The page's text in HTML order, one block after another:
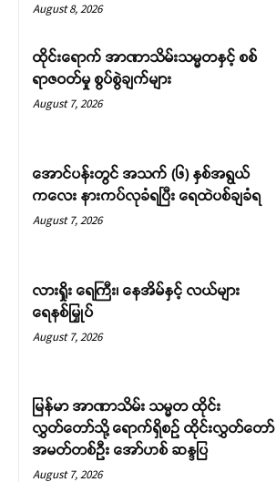
August 8, 2026
ထိုင်းရောက် အာဏာသိမ်းသမ္မတနှင့် စစ်
ရာဇဝတ်မှု စွပ်စွဲချက်များ
August 7, 2026
အောင်ပန်းတွင် အသက် (၆) နှစ်အရွယ်
ကလေး နားကပ်လုခံရပြီး ရေထဲပစ်ချခံရ
August 7, 2026
လားရှိုး ရေကြီး၊ နေအိမ်နှင့် လယ်များ
ရေနစ်မြှုပ်
August 7, 2026
မြန်မာ အာဏာသိမ်း သမ္မတ ထိုင်း
လွှတ်တော်သို့ ရောက်ရှိစဉ် ထိုင်းလွှတ်တော်
အမတ်တစ်ဦး အော်ဟစ် ဆန္ဒပြ
August 7, 2026